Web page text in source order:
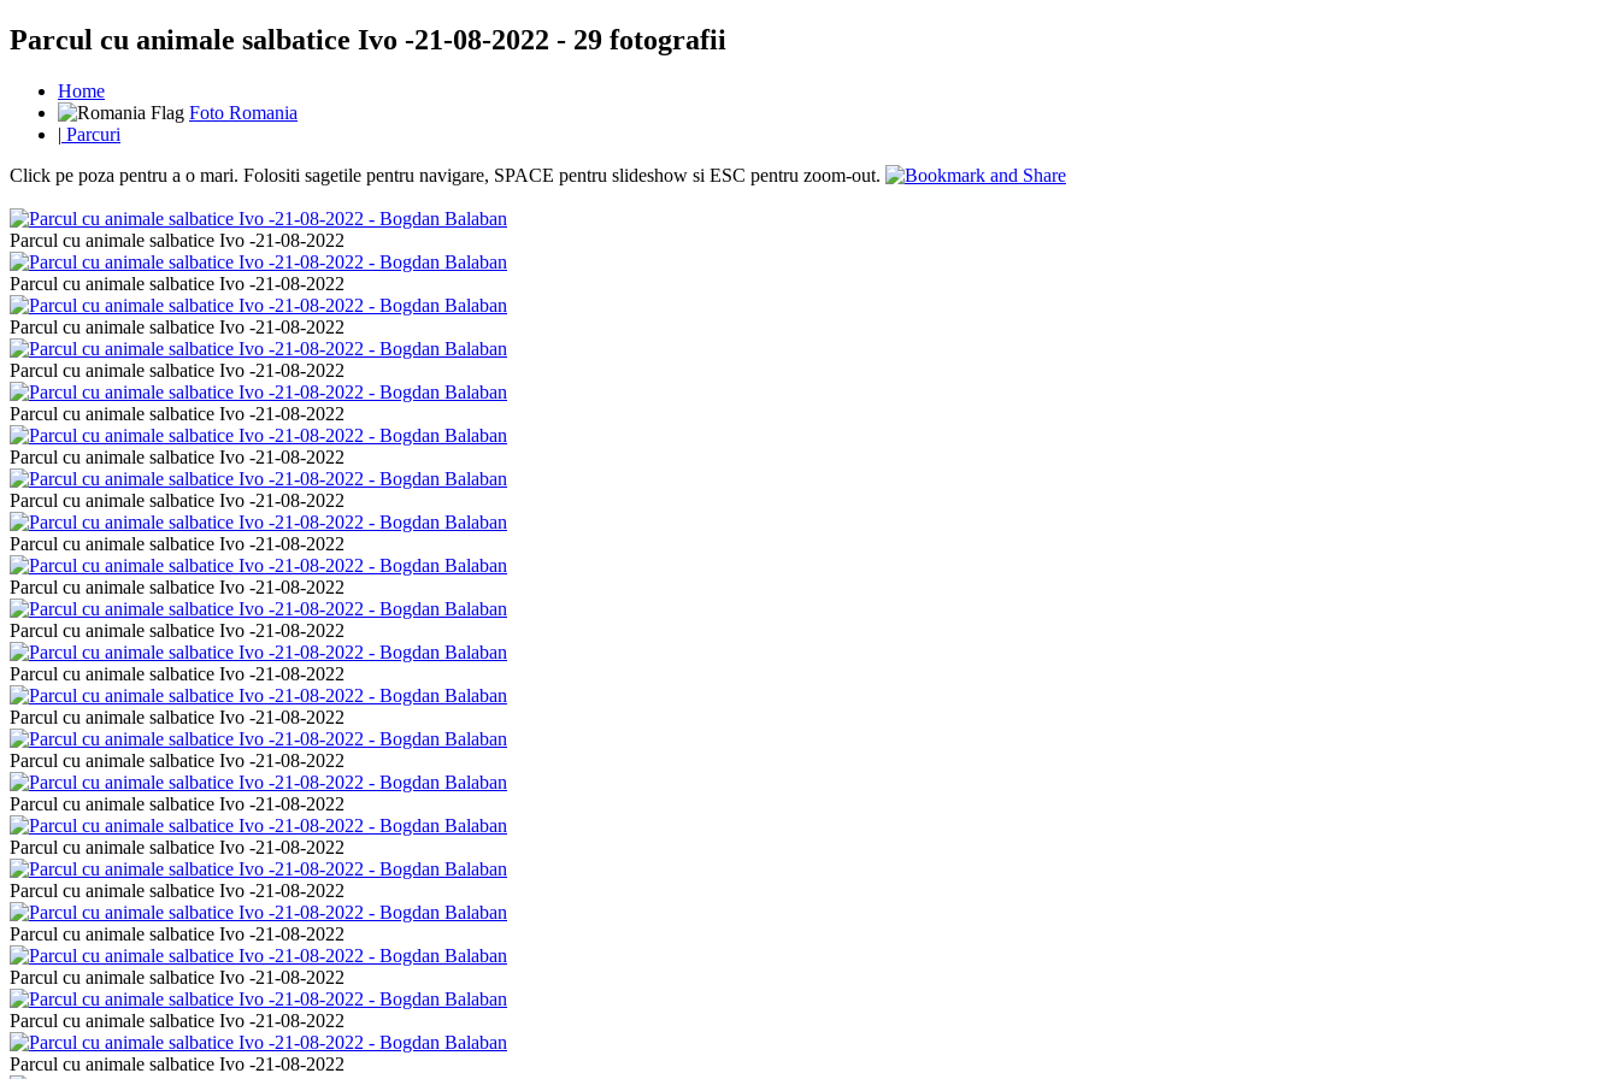
Parcul cu animale salbatice Ivo -21-08-2022 - 29 fotografii
Home
Foto Romania
| Parcuri
Click pe poza pentru a o mari. Folositi sagetile pentru navigare, SPACE pentru slideshow si ESC pentru zoom-out.
Parcul cu animale salbatice Ivo -21-08-2022
Parcul cu animale salbatice Ivo -21-08-2022
Parcul cu animale salbatice Ivo -21-08-2022
Parcul cu animale salbatice Ivo -21-08-2022
Parcul cu animale salbatice Ivo -21-08-2022
Parcul cu animale salbatice Ivo -21-08-2022
Parcul cu animale salbatice Ivo -21-08-2022
Parcul cu animale salbatice Ivo -21-08-2022
Parcul cu animale salbatice Ivo -21-08-2022
Parcul cu animale salbatice Ivo -21-08-2022
Parcul cu animale salbatice Ivo -21-08-2022
Parcul cu animale salbatice Ivo -21-08-2022
Parcul cu animale salbatice Ivo -21-08-2022
Parcul cu animale salbatice Ivo -21-08-2022
Parcul cu animale salbatice Ivo -21-08-2022
Parcul cu animale salbatice Ivo -21-08-2022
Parcul cu animale salbatice Ivo -21-08-2022
Parcul cu animale salbatice Ivo -21-08-2022
Parcul cu animale salbatice Ivo -21-08-2022
Parcul cu animale salbatice Ivo -21-08-2022